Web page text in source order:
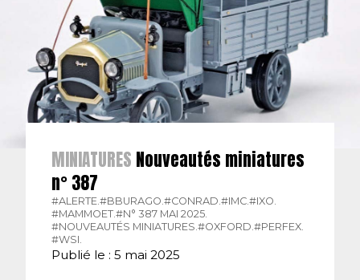
MINIATURES Nouveautés miniatures
n° 387
#ALERTE.#BBURAGO.#CONRAD.#IMC.#IXO.
#MAMMOET.#N° 387 MAI 2025.
#NOUVEAUTÉS MINIATURES.#OXFORD.#PERFEX.
#WSI.
Publié le : 5 mai 2025